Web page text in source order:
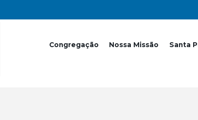
Congregação Nossa Missão Santa